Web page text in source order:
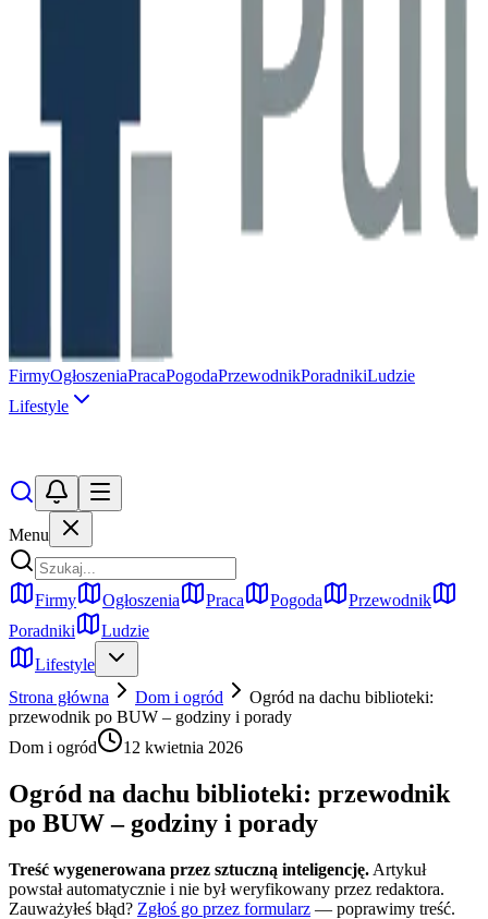
FirmyOgłoszeniaPracaPogodaPrzewodnikPoradnikiLudzie
Lifestyle
Menu
Firmy Ogłoszenia Praca Pogoda
Przewodnik
Poradniki
Ludzie
Lifestyle
Strona główna
Dom i ogród
Ogród na dachu biblioteki:
przewodnik po BUW – godziny i porady
Dom i ogród
12 kwietnia 2026
Ogród na dachu biblioteki: przewodnik
po BUW – godziny i porady
Treść wygenerowana przez sztuczną inteligencję. Artykuł
powstał automatycznie i nie był weryfikowany przez redaktora.
Zauważyłeś błąd? Zgłoś go przez formularz — poprawimy treść.